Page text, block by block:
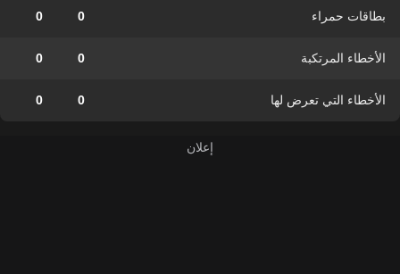
بطاقات حمراء 0
0
الأخطاء المرتكبة 0
0
الأخطاء التي تعرض لها 0
0